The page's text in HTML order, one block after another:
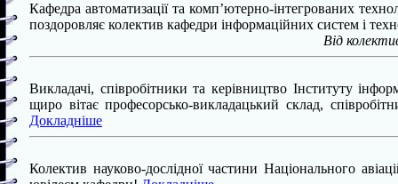
Кафедра автоматизації та комп’ютерно-інтегрованих
поздоровляє колектив кафедри інформаційних систем і
Від
Викладачі, співробітники та керівництво Інституту
щиро вітає професорсько-викладацький склад,
Докладніше
Колектив науково-дослідної частини Національного